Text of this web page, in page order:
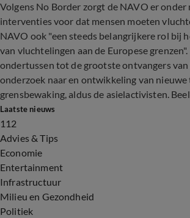
Volgens No Border zorgt de NAVO er
interventies voor dat mensen moeten
NAVO ook "een steeds belangrijkere rol bij
van vluchtelingen aan de Europese
ondertussen tot de grootste ontvangers
onderzoek naar en ontwikkeling van
grensbewaking, aldus de asielactivisten.
Laatste nieuws
112
Advies & Tips
Economie
Entertainment
Infrastructuur
Milieu en Gezondheid
Politiek